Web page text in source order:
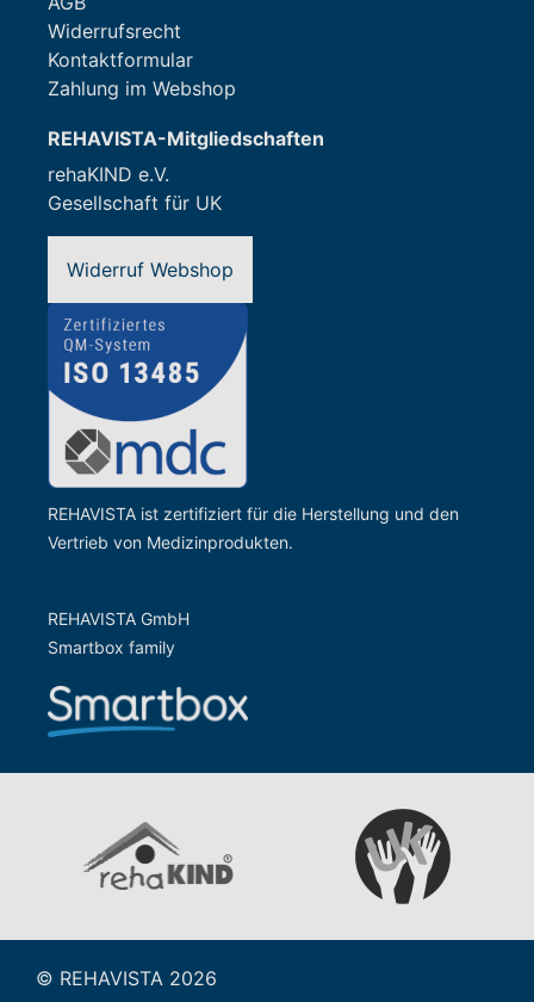
Widerrufsrecht
Kontaktformular
Zahlung im Webshop
REHAVISTA-Mitgliedschaften
rehaKIND e.V.
Gesellschaft für UK
Widerruf Webshop
REHAVISTA ist zertifiziert für die Herstellung und den
Vertrieb von Medizinprodukten.
REHAVISTA GmbH
Smartbox family
© REHAVISTA 2026